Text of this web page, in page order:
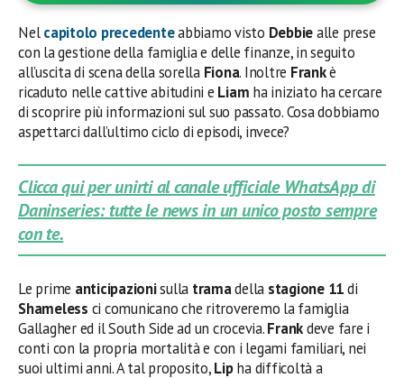
Nelcapitolo precedenteabbiamo visto Debbiealle prese
con la gestione della famiglia e delle finanze, in seguito
all’uscita di scena della sorella Fiona. Inoltre Frankè
ricaduto nelle cattive abitudini e Liam ha iniziato ha cercare
di scoprire più informazioni sul suo passato. Cosa dobbiamo
aspettarci dall’ultimo ciclo di episodi, invece?
Clicca qui per unirti al canale ufficiale WhatsApp di
Daninseries: tutte le news in un unico posto sempre
con te.
Le prime anticipazionisulla tramadella stagione 11di
Shameless ci comunicano che ritroveremo la famiglia
Gallagher ed il South Side ad un crocevia.Frankdeve fare i
conti con la propria mortalità e con i legami familiari, nei
suoi ultimi anni. A tal proposito,Lipha difficoltà a